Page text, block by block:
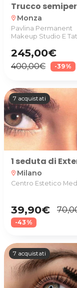
Trucco
location_on Monza
Pavlina Permanent
Makeup Studio E
245,00€
400,00€ -39%
7 acquistati
1 seduta di
location_on Milano
Centro Estetico
39,90€
-43%
7 acquistati